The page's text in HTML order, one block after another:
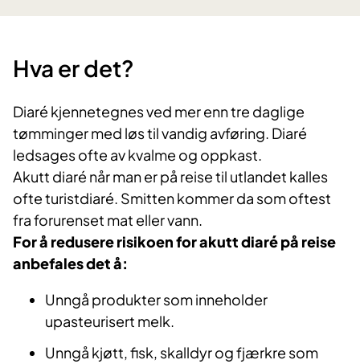
Hva er det?
Diaré kjennetegnes ved mer enn tre daglige
tømminger med løs til vandig avføring. Diaré
ledsages ofte av kvalme og oppkast.
Akutt diaré når man er på reise til utlandet kalles
ofte turistdiaré. Smitten kommer da som oftest
fra forurenset mat eller vann.
For å redusere risikoen for akutt diaré på reise
anbefales det å:
Unngå produkter som inneholder
upasteurisert melk.
Unngå kjøtt, fisk, skalldyr og fjærkre som